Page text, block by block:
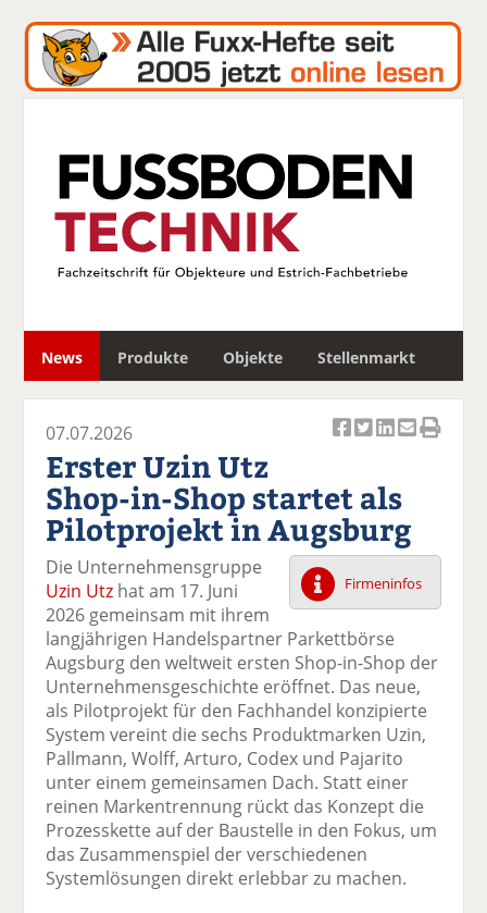
News Produkte Objekte Stellenmarkt
c
k
el
a
uf
F
ac
e
b
o
o
k
te
il
e
n
k
el
t
wi
tt
er
n
k
el
a
uf
Li
n
k
e
di
n
te
il
e
n
k
el
p
er
E
m
l
v
er
se
n
d
e
n
ck
e
07.07.2026
Erster Uzin Utz
Shop-in-Shop startet als
Pilotprojekt in Augsburg
Firmeninfos
Die Unternehmensgruppe
Uzin Utz hat am 17. Juni
2026 gemeinsam mit ihrem
langjährigen Handelspartner Parkettbörse
Augsburg den weltweit ersten Shop-in-Shop der
Unternehmensgeschichte eröffnet. Das neue,
als Pilotprojekt für den Fachhandel konzipierte
System vereint die sechs Produktmarken Uzin,
Pallmann, Wolff, Arturo, Codex und Pajarito
unter einem gemeinsamen Dach. Statt einer
reinen Markentrennung rückt das Konzept die
Prozesskette auf der Baustelle in den Fokus, um
das Zusammenspiel der verschiedenen
Systemlösungen direkt erlebbar zu machen.